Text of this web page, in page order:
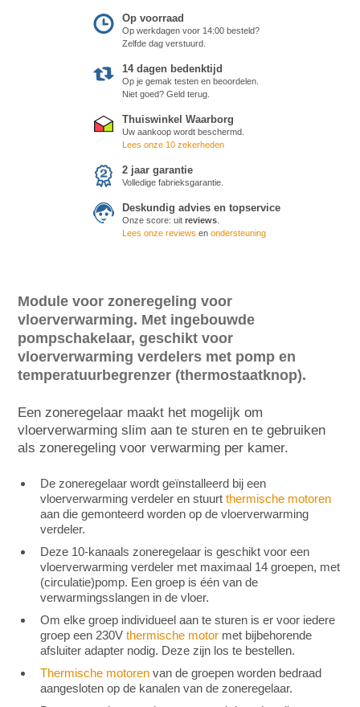
Op voorraad
Op werkdagen voor 14:00 besteld?
Zelfde dag verstuurd.
14 dagen bedenktijd
Op je gemak testen en beoordelen.
Niet goed? Geld terug.
Thuiswinkel Waarborg
Uw aankoop wordt beschermd.
Lees onze 10 zekerheden
2 jaar garantie
Volledige fabrieksgarantie.
Deskundig advies en topservice
Onze score: uit reviews
Lees onze reviews en ondersteuning
Module voor zoneregeling voor
vloerverwarming. Met ingebouwde
pompschakelaar, geschikt voor
vloerverwarming verdelers met pomp en
temperatuurbegrenzer (thermostaatknop).
Een zoneregelaar maakt het mogelijk om
vloerverwarming slim aan te sturen en te gebruiken
als zoneregeling voor verwarming per kamer.
De zoneregelaar wordt geïnstalleerd bij een
vloerverwarming verdeler en stuurt thermische motoren
aan die gemonteerd worden op de vloerverwarming
verdeler.
Deze 10-kanaals zoneregelaar is geschikt voor een
vloerverwarming verdeler met maximaal 14 groepen, met
(circulatie)pomp. Een groep is één van de
verwarmingsslangen in de vloer.
Om elke groep individueel aan te sturen is er voor iedere
groep een 230V thermische motor met bijbehorende
afsluiter adapter nodig. Deze zijn los te bestellen.
Thermische motoren van de groepen worden bedraad
aangesloten op de kanalen van de zoneregelaar.